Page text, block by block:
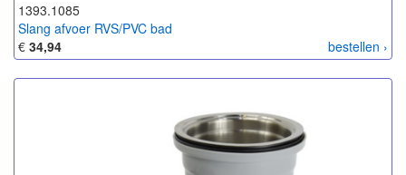
1393.1085
Slang afvoer RVS/PVC bad
bestellen ›
€ 34,94